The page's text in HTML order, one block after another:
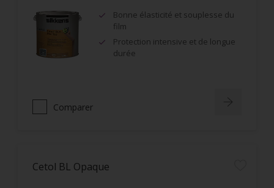
Bonne élasticité et souplesse du
film
Protection intensive et de longue
durée
Comparer
Cetol BL Opaque